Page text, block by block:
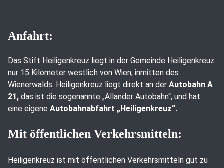
Anfahrt:
Das Stift Heiligenkreuz liegt in der Gemeinde Heiligenkreuz
nur 15 Kilometer westlich von Wien, inmitten des
Wienerwalds. Heiligenkreuz liegt direkt an der Autobahn A
21, das ist die sogenannte „Allander Autobahn“, und hat
eine eigene Autobahnabfahrt „Heiligenkreuz“.
Mit öffentlichen Verkehrsmitteln:
Heiligenkreuz ist mit öffentlichen Verkehrsmitteln gut zu